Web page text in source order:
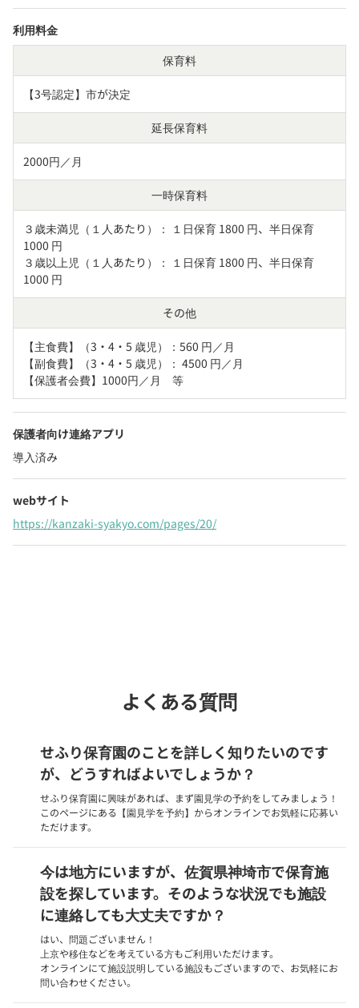
利用料金
保育料
【3号認定】市が決定
延長保育料
2000円／月
一時保育料
３歳未満児（１人あたり）： １日保育 1800 円、半日保育
1000 円
３歳以上児（１人あたり）： １日保育 1800 円、半日保育
1000 円
その他
【主食費】（3・4・5 歳児）：560 円／月
【副食費】（3・4・5 歳児）： 4500 円／月
【保護者会費】1000円／月　等
保護者向け連絡アプリ
導入済み
webサイト
https://kanzaki-syakyo.com/pages/20/
よくある質問
せふり保育園のことを詳しく知りたいのです
が、どうすればよいでしょうか？
せふり保育園に興味があれば、まず園見学の予約をしてみましょう！
このページにある【園見学を予約】からオンラインでお気軽に応募い
ただけます。
今は地方にいますが、佐賀県神埼市で保育施
設を探しています。そのような状況でも施設
に連絡しても大丈夫ですか？
はい、問題ございません！
上京や移住などを考えている方もご利用いただけます。
オンラインにて施設説明している施設もございますので、お気軽にお
問い合わせください。